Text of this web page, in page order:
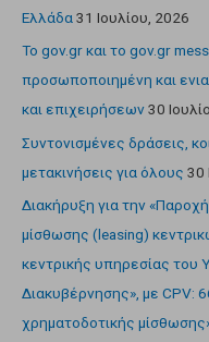
Ελλάδα 31 Ιουλίου, 2026
Το gov.gr και το gov.gr
προσωποποιημένη και
και επιχειρήσεων30
Συντονισμένες δράσεις,
μετακινήσεις για όλους 30
Διακήρυξη για την
μίσθωσης (leasing)
κεντρικής υπηρεσίας του
Διακυβέρνησης», με CPV:
χρηματοδοτικής